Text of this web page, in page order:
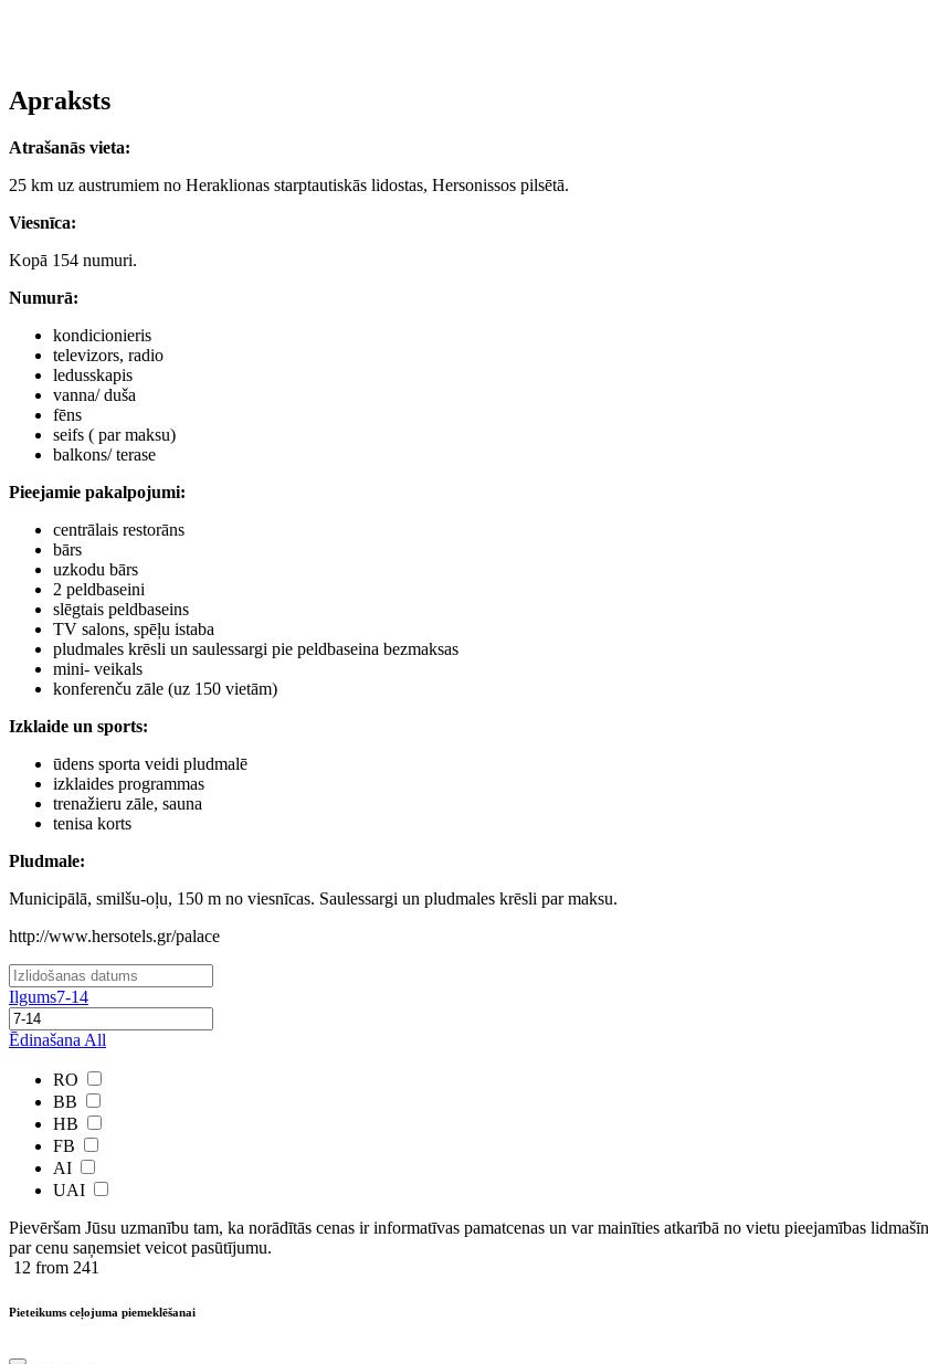
Apraksts
Atrašanās vieta:
25 km uz austrumiem no Heraklionas starptautiskās lidostas, Hersonissos pilsētā.
Viesnīca:
Kopā 154 numuri.
Numurā:
kondicionieris
televizors, radio
ledusskapis
vanna/ duša
fēns
seifs ( par maksu)
balkons/ terase
Pieejamie pakalpojumi:
centrālais restorāns
bārs
uzkodu bārs
2 peldbaseini
slēgtais peldbaseins
TV salons, spēļu istaba
pludmales krēsli un saulessargi pie peldbaseina bezmaksas
mini- veikals
konferenču zāle (uz 150 vietām)
Izklaide un sports:
ūdens sporta veidi pludmalē
izklaides programmas
trenažieru zāle, sauna
tenisa korts
Pludmale:
Municipālā, smilšu-oļu, 150 m no viesnīcas. Saulessargi un pludmales krēsli par maksu.
http://www.hersotels.gr/palace
Ilgums7-14
Ēdinašana All
RO
BB
HB
FB
AI
UAI
Pievēršam Jūsu uzmanību tam, ka norādītās cenas ir ​informatīvas ​pamatcenas un var mainīties atkarībā ​no ​vietu pieejamības
par cenu saņemsiet veicot pasūtījumu.
12 from 241
Pieteikums ceļojuma piemeklēšanai